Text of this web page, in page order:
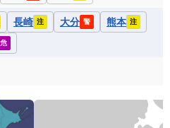
長崎 注 大分 警 熊本 注
危